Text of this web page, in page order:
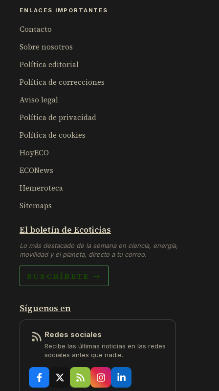
ENLACES IMPORTANTES
Contacto
Sobre nosotros
Política editorial
Política de correcciones
Aviso legal
Política de privacidad
Política de cookies
HoyECO
ECONews
Hemeroteca
Sitemaps
El boletín de Ecoticias
Lo más destacado de la semana en ciencia, energía,
movilidad y el planeta, directo a tu correo.
SUSCRÍBETE →
Síguenos en
Redes sociales
Recibe las últimas noticias en las redes
sociales antes que nadie.